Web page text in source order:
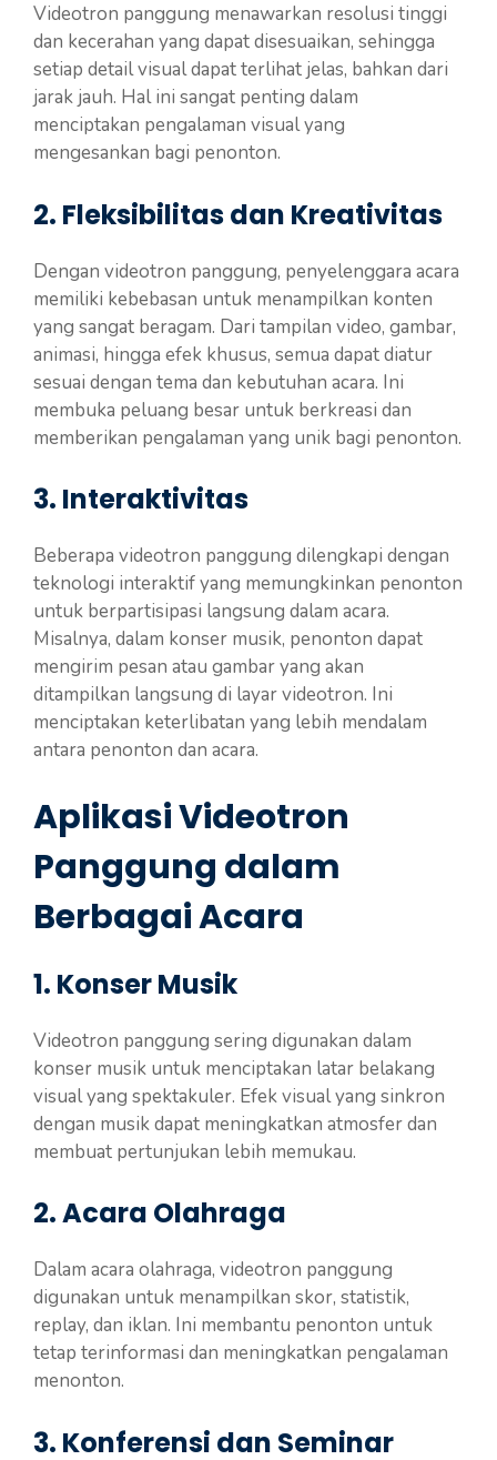
Videotron panggung menawarkan resolusi tinggi
dan kecerahan yang dapat disesuaikan, sehingga
setiap detail visual dapat terlihat jelas, bahkan dari
jarak jauh. Hal ini sangat penting dalam
menciptakan pengalaman visual yang
mengesankan bagi penonton.
2. Fleksibilitas dan Kreativitas
Dengan videotron panggung, penyelenggara acara
memiliki kebebasan untuk menampilkan konten
yang sangat beragam. Dari tampilan video, gambar,
animasi, hingga efek khusus, semua dapat diatur
sesuai dengan tema dan kebutuhan acara. Ini
membuka peluang besar untuk berkreasi dan
memberikan pengalaman yang unik bagi penonton.
3. Interaktivitas
Beberapa videotron panggung dilengkapi dengan
teknologi interaktif yang memungkinkan penonton
untuk berpartisipasi langsung dalam acara.
Misalnya, dalam konser musik, penonton dapat
mengirim pesan atau gambar yang akan
ditampilkan langsung di layar videotron. Ini
menciptakan keterlibatan yang lebih mendalam
antara penonton dan acara.
Aplikasi Videotron
Panggung dalam
Berbagai Acara
1. Konser Musik
Videotron panggung sering digunakan dalam
konser musik untuk menciptakan latar belakang
visual yang spektakuler. Efek visual yang sinkron
dengan musik dapat meningkatkan atmosfer dan
membuat pertunjukan lebih memukau.
2. Acara Olahraga
Dalam acara olahraga, videotron panggung
digunakan untuk menampilkan skor, statistik,
replay, dan iklan. Ini membantu penonton untuk
tetap terinformasi dan meningkatkan pengalaman
menonton.
3. Konferensi dan Seminar